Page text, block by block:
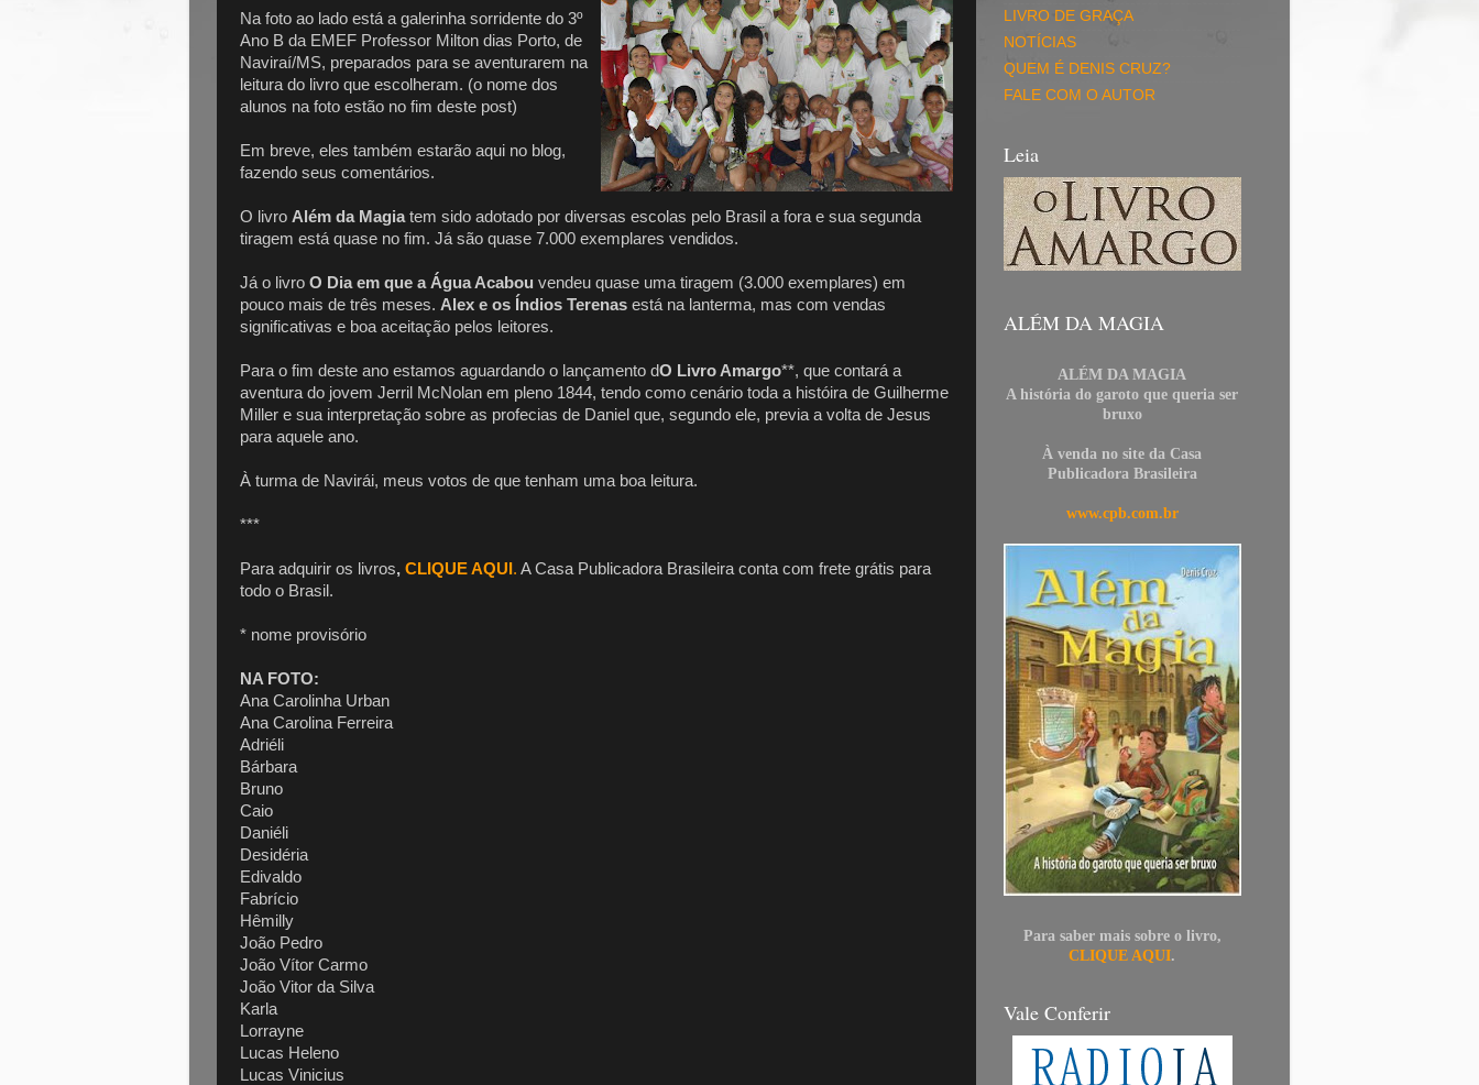
Na foto ao lado está a galerinha sorridente do 3º
Ano B da EMEF Professor Milton dias Porto, de
Naviraí/MS, preparados para se aventurarem na
leitura do livro que escolheram. (o nome dos
alunos na foto estão no fim deste post)
Em breve, eles também estarão aqui no blog,
fazendo seus comentários.
O livro Além da Magiatem sido adotado por diversas escolas pelo Brasil a fora e sua segunda
tiragem está quase no fim. Já são quase 7.000 exemplares vendidos.
Já o livro O Dia em que a Água Acabou vendeu quase uma tiragem (3.000 exemplares) em
pouco mais de três meses. Alex e os Índios Terenas está na lanterma, mas com vendas
significativas e boa aceitação pelos leitores.
Para o fim deste ano estamos aguardando o lançamento dO Livro Amargo**, que contará a
aventura do jovem Jerril McNolan em pleno 1844, tendo como cenário toda a históira de Guilherme
Miller e sua interpretação sobre as profecias de Daniel que, segundo ele, previa a volta de Jesus
para aquele ano.
À turma de Navirái, meus votos de que tenham uma boa leitura.
***
Para adquirir os livros, CLIQUE AQUI . A Casa Publicadora Brasileira conta com frete grátis para
todo o Brasil.
* nome provisório
NA FOTO:
Ana Carolinha Urban
Ana Carolina Ferreira
Adriéli
Bárbara
Bruno
Caio
Daniéli
Desidéria
Edivaldo
Fabrício
Hêmilly
João Pedro
João Vítor Carmo
João Vitor da Silva
Karla
Lorrayne
Lucas Heleno
Lucas Vinicius
LIVRO DE GRAÇA
NOTÍCIAS
QUEM É DENIS CRUZ?
FALE COM O AUTOR
Leia
ALÉM DA MAGIA
ALÉM DA MAGIA
A história do garoto que queria ser
bruxo
À venda no site da Casa
Publicadora Brasileira
www.cpb.com.br
Para saber mais sobre o livro,
CLIQUE AQUI.
Vale Conferir